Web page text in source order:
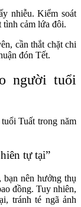
nhiễu. Kiểm soát
tình cảm lứa đôi.
cần thắt chặt chi
đón Tết.
người tuổi
Tuất trong năm
tự tại”
nên hưởng thụ
đồng. Tuy nhiên,
tránh té ngã ảnh